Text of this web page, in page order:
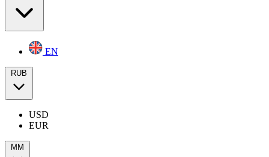
EN
RUB
USD
EUR
ММ